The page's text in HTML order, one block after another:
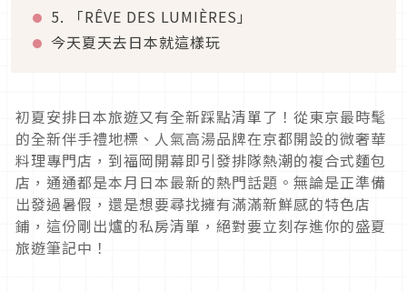
5. 「RÊVE DES LUMIÈRES」
今天夏天去日本就這樣玩
初夏安排日本旅遊又有全新踩點清單了！從東京最時髦
的全新伴手禮地標、人氣高湯品牌在京都開設的微奢華
料理專門店，到福岡開幕即引發排隊熱潮的複合式麵包
店，通通都是本月日本最新的熱門話題。無論是正準備
出發過暑假，還是想要尋找擁有滿滿新鮮感的特色店
鋪，這份剛出爐的私房清單，絕對要立刻存進你的盛夏
旅遊筆記中！